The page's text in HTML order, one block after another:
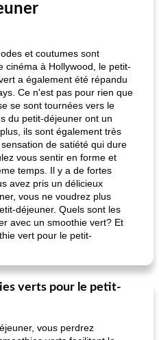
et coutumes sont
cinéma à Hollywood, le petit-
a également été répandu
Ce n'est pas pour rien que
se sont tournées vers le
du petit-déjeuner ont un
ils sont également très
de satiété qui dure
vous sentir en forme et
temps. Il y a de fortes
avez pris un délicieux
vous ne voudrez plus
déjeuner. Quels sont les
avec un smoothie vert? Et
vert pour le petit-
verts pour le petit-
vous perdrez